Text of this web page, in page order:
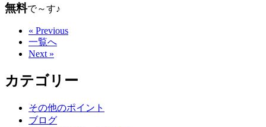
無料で～す♪
« Previous
一覧へ
Next »
カテゴリー
その他のポイント
ブログ